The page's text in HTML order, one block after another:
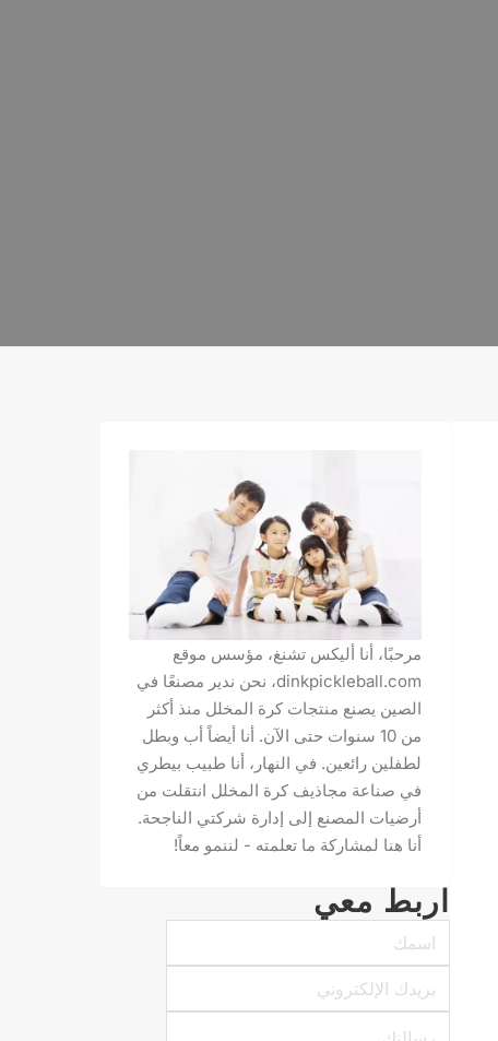
مرحبًا، أنا أليكس تشنغ، مؤسس موقع
dinkpickleball.com، نحن ندير مصنعًا في
الصين يصنع منتجات كرة المخلل منذ أكثر
من 10 سنوات حتى الآن. أنا أيضاً أب وبطل
لطفلين رائعين. في النهار، أنا طبيب بيطري
في صناعة مجاذيف كرة المخلل انتقلت من
أرضيات المصنع إلى إدارة شركتي الناجحة.
أنا هنا لمشاركة ما تعلمته - لننمو معاً!
اربط معي